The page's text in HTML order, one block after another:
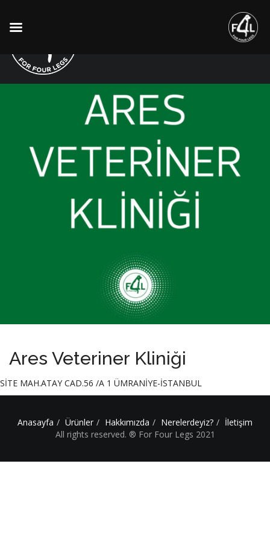
Ares Veteriner Kliniği
SİTE MAH.ATAY CAD.56 /A 1 ÜMRANİYE-İSTANBUL
Anasayfa Ürünler Hakkımızda Nerelerdeyiz?
İletişim
All rights reserved. ® For Four Legs 2021